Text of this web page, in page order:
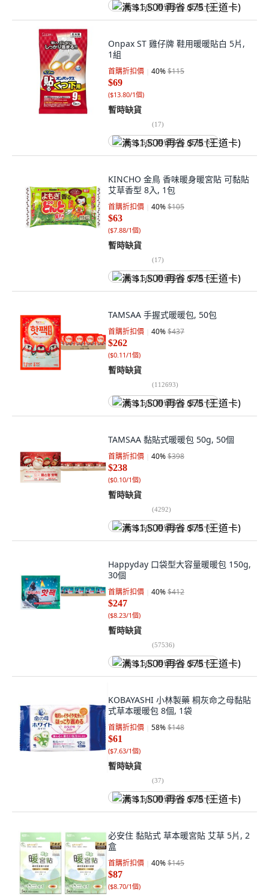
满 $1,500 再省 $75 (王道卡)
Onpax ST 雞仔牌 鞋用暖暖貼白 5片,
1組
首購折扣價 40%$115
$69
($13.80/1個)
暫時缺貨
(17)
满 $1,500 再省 $75 (王道卡)
KINCHO 金鳥 香味暖身暖宮貼 可黏貼
艾草香型 8入, 1包
首購折扣價 40%$105
$63
($7.88/1個)
暫時缺貨
(17)
满 $1,500 再省 $75 (王道卡)
TAMSAA 手握式暖暖包, 50包
首購折扣價 40%$437
$262
($0.11/1個)
暫時缺貨
(112693)
满 $1,500 再省 $75 (王道卡)
TAMSAA 黏貼式暖暖包 50g, 50個
首購折扣價 40%$398
$238
($0.10/1個)
暫時缺貨
(4292)
满 $1,500 再省 $75 (王道卡)
Happyday 口袋型大容量暖暖包 150g,
30個
首購折扣價 40%$412
$247
($8.23/1個)
暫時缺貨
(57536)
满 $1,500 再省 $75 (王道卡)
KOBAYASHI 小林製藥 桐灰命之母黏貼
式草本暖暖包 8個, 1袋
首購折扣價 58%$148
$61
($7.63/1個)
暫時缺貨
(37)
满 $1,500 再省 $75 (王道卡)
必安住 黏貼式 草本暖宮貼 艾草 5片, 2
盒
首購折扣價 40%$145
$87
($8.70/1個)